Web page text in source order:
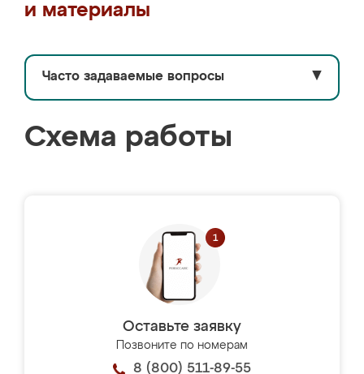
и материалы
Часто задаваемые вопросы ▼
Схема работы
Оставьте заявку
Позвоните по номерам
8 (800) 511-89-55